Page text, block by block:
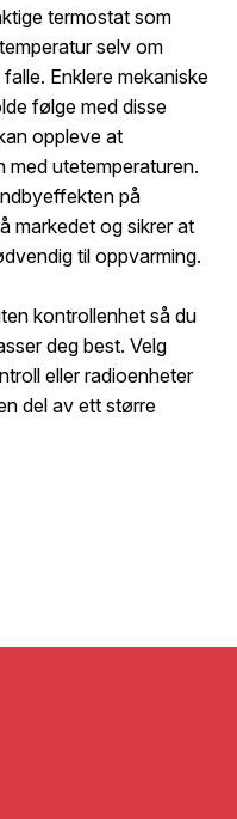
termostat som
selv om
Enklere mekaniske
følge med disse
oppleve at
med utetemperaturen.
på
markedet og sikrer at
til oppvarming.
kontrollenhet så du
deg best. Velg
eller radioenheter
del av ett større